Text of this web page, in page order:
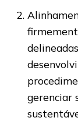
gerenciar